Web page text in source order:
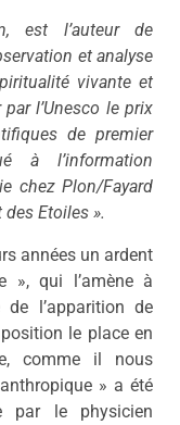
est l’auteur de
et analyse
vivante et
l’Unesco le prix
de premier
à l’information
chez Plon/Fayard
Etoiles ».
années un ardent
», qui l’amène à
l’apparition de
le place en
comme il nous
» a été
par le physicien